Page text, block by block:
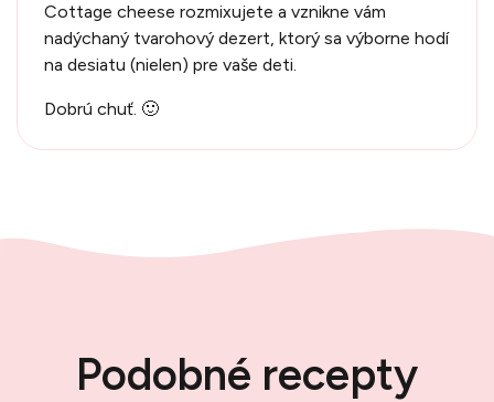
Cottage cheese rozmixujete a vznikne vám
nadýchaný tvarohový dezert, ktorý sa výborne hodí
na desiatu (nielen) pre vaše deti.
Dobrú chuť. 🙂
Podobné recepty